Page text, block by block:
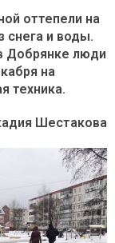
оттепели на
снега и воды.
Добрянке люди
на
техника.
Шестакова